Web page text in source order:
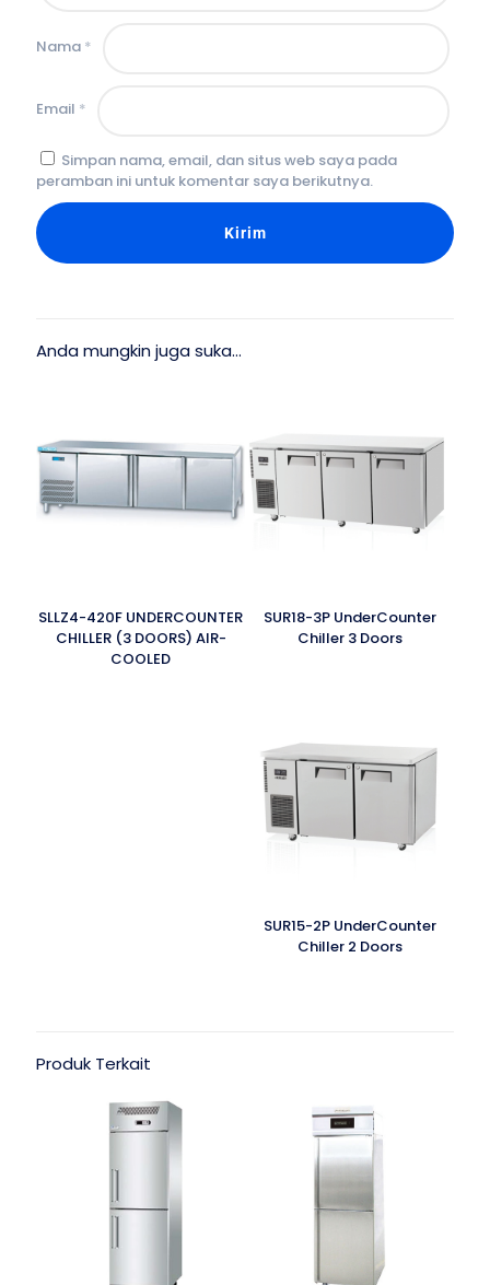
Nama *
Email *
Simpan nama, email, dan situs web saya pada
peramban ini untuk komentar saya berikutnya.
Anda mungkin juga suka…
SLLZ4-420F UNDERCOUNTER
CHILLER (3 DOORS) AIR-
COOLED
SUR18-3P UnderCounter
Chiller 3 Doors
SUR15-2P UnderCounter
Chiller 2 Doors
Produk Terkait